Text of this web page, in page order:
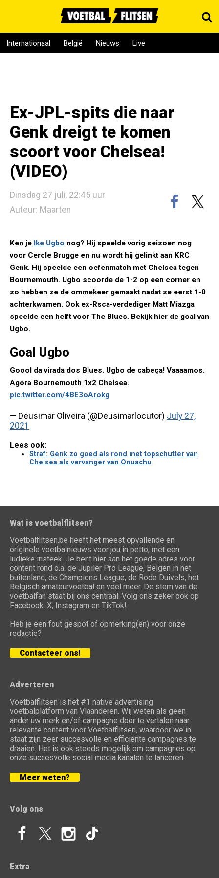
Internationaal België Nieuws Live
Ex-JPL-spits die naar
Genk dreigt te komen
scoort voor Chelsea!
(VIDEO)
Dinsdag 27 juli, 22:45 uur
Auteur: Maarten
Ken je Ike Ugbo nog? Hij speelde vorig seizoen nog
voor Cercle Brugge en nu wordt hij gelinkt aan KRC
Genk. Hij speelde een oefenmatch met Chelsea tegen
Bournemouth. Ugbo scoorde de 1-2 op een corner en
zo hebben ze de ommekeer gemaakt nadat ze eerst 1-0
achterkwamen. Ook ex-Rsca-verdediger Matt Miazga
speelde een helft voor The Blues. Bekijk hier de goal van
Ugbo.
Goal Ugbo
Goool da virada dos Blues. Ugbo de cabeça! Vaaaamos.
Agora Bournemouth 1x2 Chelsea.
pic.twitter.com/4BE3oArokg
— Deusimar Oliveira (@Deusimarlocutor) July 27,
2021
Lees ook:
Straf: Genk zo goed als rond met topschutter van
Chelsea als vervanger van Onuachu
Wat is voetbalflitsen?
Voetbalflitsen.be heeft het meest opvallende en
originele voetbalnieuws voor jou in petto, met een
ludieke insteek. Je bent hier aan het goede adres voor
content rond o.a. de Jupiler Pro League, Belgen in het
buitenland, de Champions League, de Rode Duivels, het
Belgisch amateurvoetbal en veel meer. De stem van de
voetbalfan staat bij ons centraal. Volg ons zeker ook op
Facebook, X, Instagram en TikTok!
Heb je een fout gespot of opmerking(en) voor onze
redactie?
Contacteer ons!
Adverteren
Voetbalflitsen is het #1 native advertising
voetbalplatform van Vlaanderen. Wij weten als geen
ander uw merk en/of campagne door te vertalen naar
relevante content voor Voetbalflitsen, waardoor we in
staat zijn zeer succesvolle en efficiënte campagnes te
draaien. Het is ook steeds mogelijk om campagnes op
onze succesvolle social media kanalen te lanceren.
Meer weten?
Volg ons
Extra